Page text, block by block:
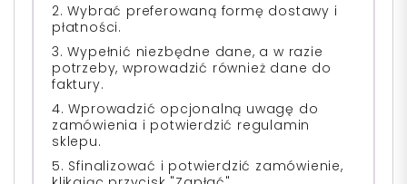
2. Wybrać preferowaną formę dostawy i
płatności.
3. Wypełnić niezbędne dane, a w razie
potrzeby, wprowadzić również dane do
faktury.
4. Wprowadzić opcjonalną uwagę do
zamówienia i potwierdzić regulamin
sklepu.
5. Sfinalizować i potwierdzić zamówienie,